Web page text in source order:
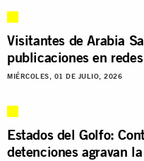
Visitantes de Arabia
publicaciones en
MIÉRCOLES, 01 DE JULIO, 2026
Estados del Golfo:
detenciones agravan